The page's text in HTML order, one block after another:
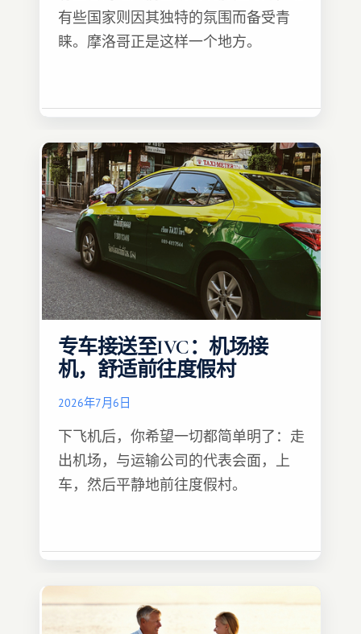
有些国家则因其独特的氛围而备受青
睐。摩洛哥正是这样一个地方。
专车接送至IVC：机场接
机，舒适前往度假村
2026年7月6日
下飞机后，你希望一切都简单明了：走
出机场，与运输公司的代表会面，上
车，然后平静地前往度假村。